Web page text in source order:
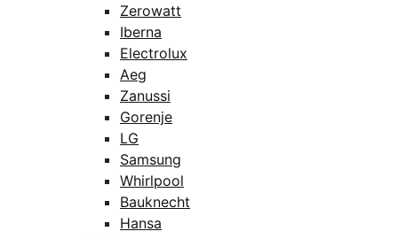
Zerowatt
Iberna
Electrolux
Aeg
Zanussi
Gorenje
LG
Samsung
Whirlpool
Bauknecht
Hansa